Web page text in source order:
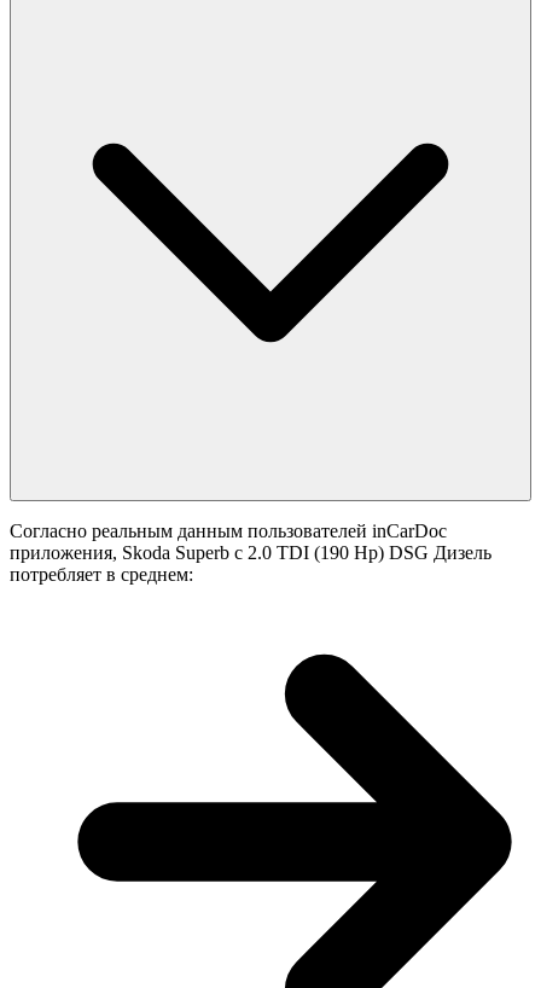
Согласно реальным данным пользователей inCarDoc
приложения, Skoda Superb с 2.0 TDI (190 Hp) DSG Дизель
потребляет в среднем: